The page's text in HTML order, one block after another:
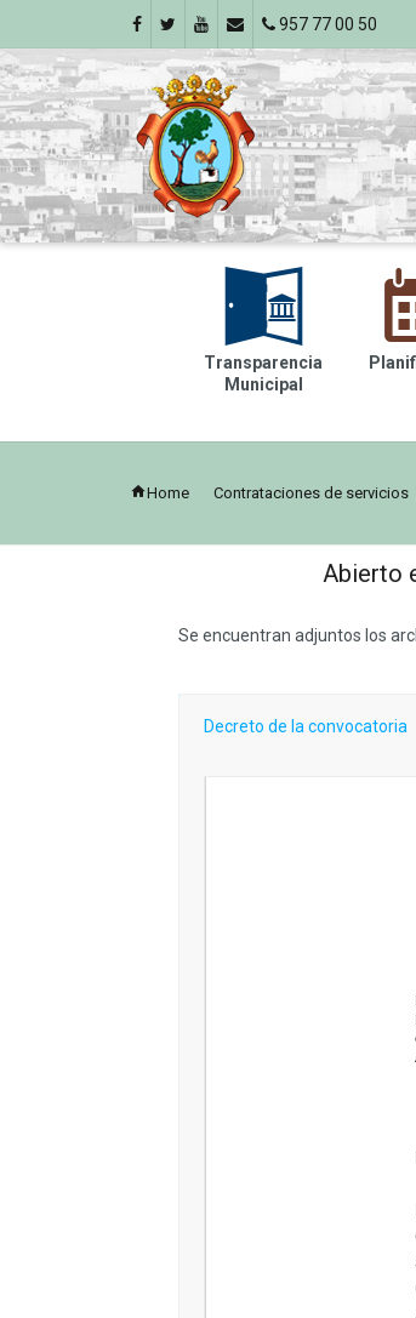
957 77 00 50
A
Transparencia
Municipal
Home Contrataciones de servicios
Abierto
Se encuentran adjuntos los
Decreto de la convocatoria